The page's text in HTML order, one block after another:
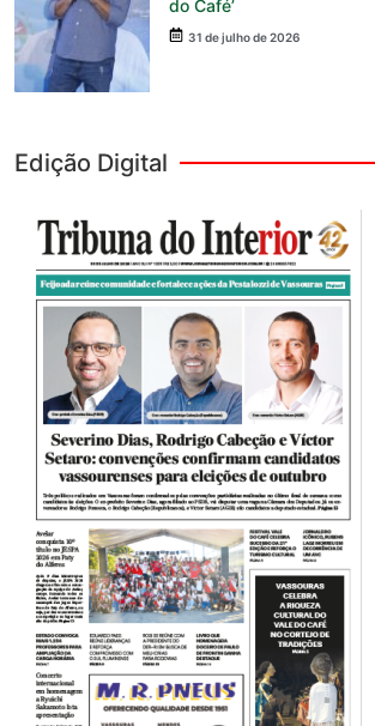
do Café’
31 de julho de 2026
Edição Digital